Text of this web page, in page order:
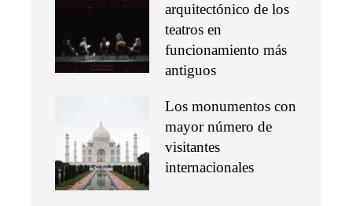
arquitectónico de los
teatros en
funcionamiento más
antiguos
Los monumentos con
mayor número de
visitantes
internacionales